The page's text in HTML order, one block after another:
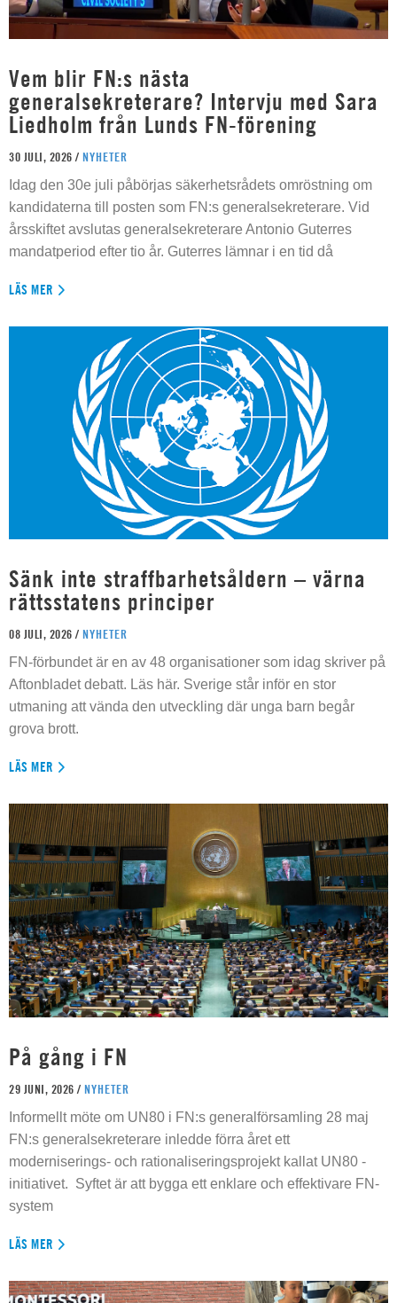
Vem blir FN:s nästa
generalsekreterare? Intervju med Sara
Liedholm från Lunds FN-förening
30 JULI, 2026 / NYHETER
Idag den 30e juli påbörjas säkerhetsrådets omröstning om
kandidaterna till posten som FN:s generalsekreterare. Vid
årsskiftet avslutas generalsekreterare Antonio Guterres
mandatperiod efter tio år. Guterres lämnar i en tid då
LÄS MER
Sänk inte straffbarhetsåldern – värna
rättsstatens principer
08 JULI, 2026 / NYHETER
FN-förbundet är en av 48 organisationer som idag skriver på
Aftonbladet debatt. Läs här. Sverige står inför en stor
utmaning att vända den utveckling där unga barn begår
grova brott.
LÄS MER
På gång i FN
29 JUNI, 2026 / NYHETER
Informellt möte om UN80 i FN:s generalförsamling 28 maj
FN:s generalsekreterare inledde förra året ett
moderniserings- och rationaliseringsprojekt kallat UN80 -
initiativet. Syftet är att bygga ett enklare och effektivare FN-
system
LÄS MER